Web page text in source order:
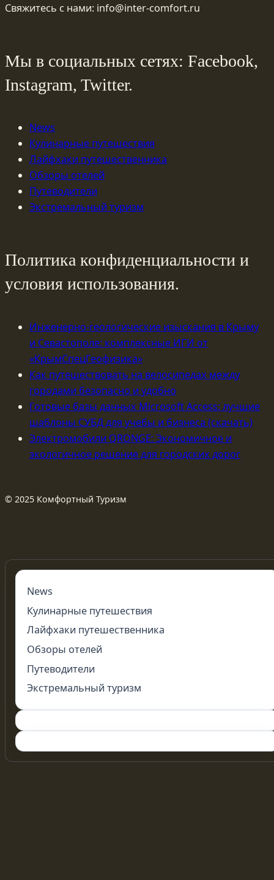
Свяжитесь с нами: info@inter-comfort.ru
Мы в социальных сетях: Facebook,
Instagram, Twitter.
News
Кулинарные путешествия
Лайфхаки путешественника
Обзоры отелей
Путеводители
Экстремальный туризм
Политика конфиденциальности и
условия использования.
Инженерно-геологические изыскания в Крыму
и Севастополе: комплексные ИГИ от
«КрымСпецГеофизика»
Как путешествовать на велосипедах между
городами безопасно и удобно
Готовые базы данных Microsoft Access: лучшие
шаблоны СУБД для учебы и бизнеса (скачать)
Электромобили QRONGE: Экономичное и
экологичное решение для городских дорог
© 2025 Комфортный Туризм
News
Кулинарные путешествия
Лайфхаки путешественника
Обзоры отелей
Путеводители
Экстремальный туризм